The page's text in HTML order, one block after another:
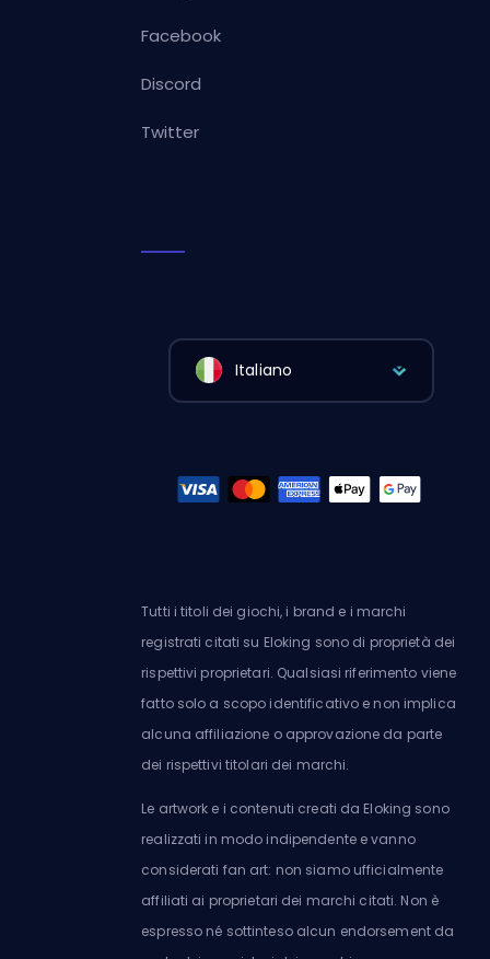
Facebook
Discord
Twitter
Italiano
Tutti i titoli dei giochi, i brand e i marchi
registrati citati su Eloking sono di proprietà dei
rispettivi proprietari. Qualsiasi riferimento viene
fatto solo a scopo identificativo e non implica
alcuna affiliazione o approvazione da parte
dei rispettivi titolari dei marchi.
Le artwork e i contenuti creati da Eloking sono
realizzati in modo indipendente e vanno
considerati fan art: non siamo ufficialmente
affiliati ai proprietari dei marchi citati. Non è
espresso né sottinteso alcun endorsement da